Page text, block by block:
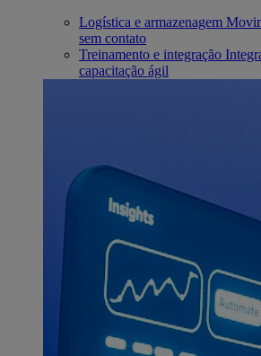
Logística e armazenagem
sem contato
Treinamento e integração
capacitação ágil